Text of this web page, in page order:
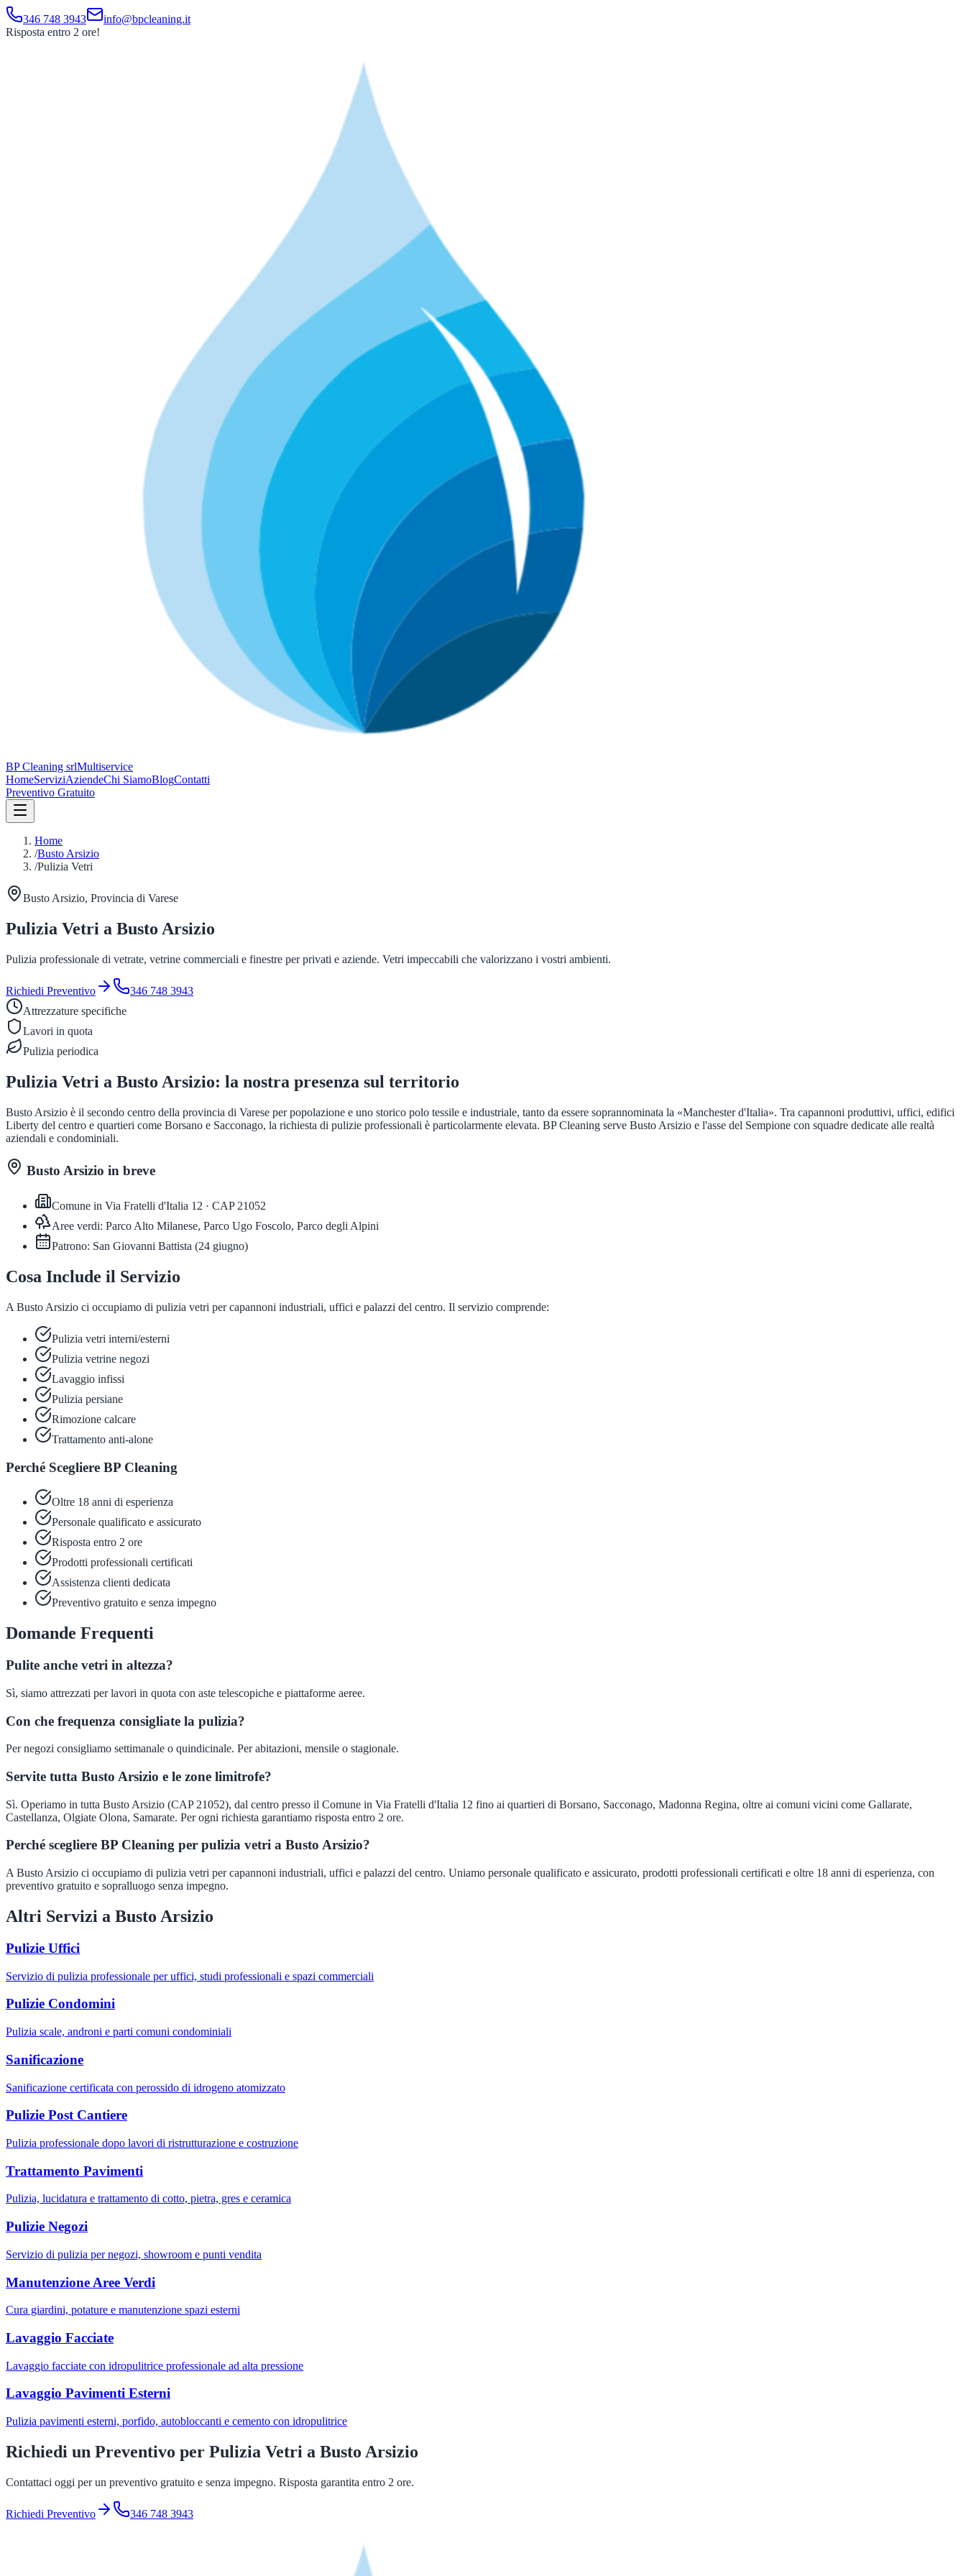
346 748 3943
info@bpcleaning.it
Risposta entro 2 ore!
BP Cleaning srlMultiservice
HomeServiziAziendeChi SiamoBlogContatti
Preventivo Gratuito
Home
/Busto Arsizio
/Pulizia Vetri
Busto Arsizio, Provincia di Varese
Pulizia Vetri a Busto Arsizio
Pulizia professionale di vetrate, vetrine commerciali e finestre per privati e aziende. Vetri impeccabili che valorizzano i vostri ambienti.
Richiedi Preventivo
346 748 3943
Attrezzature specifiche
Lavori in quota
Pulizia periodica
Pulizia Vetri a Busto Arsizio: la nostra presenza sul territorio
Busto Arsizio è il secondo centro della provincia di Varese per popolazione e uno storico polo tessile e industriale, tanto da essere soprannominata la «Manchester d'Italia». Tra capannoni produttivi, uffici, edifici
Liberty del centro e quartieri come Borsano e Sacconago, la richiesta di pulizie professionali è particolarmente elevata. BP Cleaning serve Busto Arsizio e l'asse del Sempione con squadre dedicate alle realtà
aziendali e condominiali.
Busto Arsizio in breve
Comune in Via Fratelli d'Italia 12 · CAP 21052
Aree verdi: Parco Alto Milanese, Parco Ugo Foscolo, Parco degli Alpini
Patrono: San Giovanni Battista (24 giugno)
Cosa Include il Servizio
A Busto Arsizio ci occupiamo di pulizia vetri per capannoni industriali, uffici e palazzi del centro. Il servizio comprende:
Pulizia vetri interni/esterni
Pulizia vetrine negozi
Lavaggio infissi
Pulizia persiane
Rimozione calcare
Trattamento anti-alone
Perché Scegliere BP Cleaning
Oltre 18 anni di esperienza
Personale qualificato e assicurato
Risposta entro 2 ore
Prodotti professionali certificati
Assistenza clienti dedicata
Preventivo gratuito e senza impegno
Domande Frequenti
Pulite anche vetri in altezza?
Sì, siamo attrezzati per lavori in quota con aste telescopiche e piattaforme aeree.
Con che frequenza consigliate la pulizia?
Per negozi consigliamo settimanale o quindicinale. Per abitazioni, mensile o stagionale.
Servite tutta Busto Arsizio e le zone limitrofe?
Sì. Operiamo in tutta Busto Arsizio (CAP 21052), dal centro presso il Comune in Via Fratelli d'Italia 12 fino ai quartieri di Borsano, Sacconago, Madonna Regina, oltre ai comuni vicini come Gallarate,
Castellanza, Olgiate Olona, Samarate. Per ogni richiesta garantiamo risposta entro 2 ore.
Perché scegliere BP Cleaning per pulizia vetri a Busto Arsizio?
A Busto Arsizio ci occupiamo di pulizia vetri per capannoni industriali, uffici e palazzi del centro. Uniamo personale qualificato e assicurato, prodotti professionali certificati e oltre 18 anni di esperienza, con
preventivo gratuito e sopralluogo senza impegno.
Altri Servizi a Busto Arsizio
Pulizie Uffici
Servizio di pulizia professionale per uffici, studi professionali e spazi commerciali
Pulizie Condomini
Pulizia scale, androni e parti comuni condominiali
Sanificazione
Sanificazione certificata con perossido di idrogeno atomizzato
Pulizie Post Cantiere
Pulizia professionale dopo lavori di ristrutturazione e costruzione
Trattamento Pavimenti
Pulizia, lucidatura e trattamento di cotto, pietra, gres e ceramica
Pulizie Negozi
Servizio di pulizia per negozi, showroom e punti vendita
Manutenzione Aree Verdi
Cura giardini, potature e manutenzione spazi esterni
Lavaggio Facciate
Lavaggio facciate con idropulitrice professionale ad alta pressione
Lavaggio Pavimenti Esterni
Pulizia pavimenti esterni, porfido, autobloccanti e cemento con idropulitrice
Richiedi un Preventivo per Pulizia Vetri a Busto Arsizio
Contattaci oggi per un preventivo gratuito e senza impegno. Risposta garantita entro 2 ore.
Richiedi Preventivo 346 748 3943